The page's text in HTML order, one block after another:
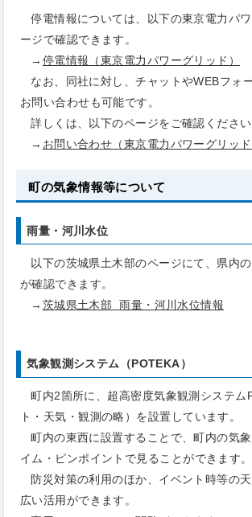
停電情報については、以下の東京電力パ
ージで確認できます。
→ 停電情報（東京電力パワーグリッド）
なお、同社に対し、チャットやWEBフォ
お問い合わせも可能です。
詳しくは、以下のページをご確認ください
→ お問い合わせ（東京電力パワーグリッド
町の気象情報等について
雨量・河川水位
以下の茨城県土木部のページにて、県内
が確認できます。
→ 茨城県土木部 雨量・河川水位情報
気象観測システム（POTEKA）
町内2箇所に、超高密度気象観測システム
ト・天気・観測の略）を設置しています。
町内の東西に設置することで、町内の気
イム・ピンポイントで見ることができます。
防災対策の利用のほか、イベント時等の
広い活用ができます。